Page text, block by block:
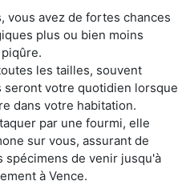
vous avez de fortes chances
plus ou bien moins
les tailles, souvent
votre quotidien lorsque
dans votre habitation.
par une fourmi, elle
sur vous, assurant de
spécimens de venir jusqu'à
à Vence.